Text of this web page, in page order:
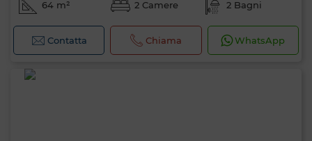
64 m² 2 Camere 2 Bagni
Contatta Chiama WhatsApp